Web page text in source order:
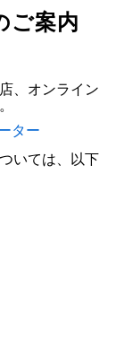
ご案内
、オンライン
ター
いては、以下